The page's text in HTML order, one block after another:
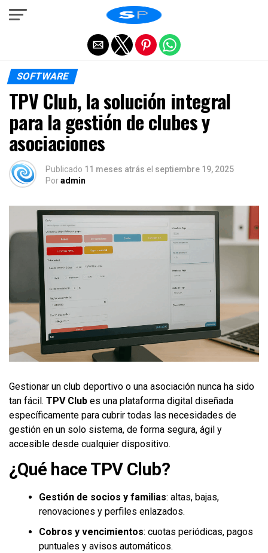
SOFTWARE
TPV Club, la solución integral
para la gestión de clubes y
asociaciones
Publicado 11 meses atrás el septiembre 19, 2025
Poradmin
Gestionar un club deportivo o una asociación nunca ha sido
tan fácil. TPV Club es una plataforma digital diseñada
específicamente para cubrir todas las necesidades de
gestión en un solo sistema, de forma segura, ágil y
accesible desde cualquier dispositivo.
¿Qué hace TPV Club?
Gestión de socios y familias: altas, bajas,
renovaciones y perfiles enlazados.
Cobros y vencimientos: cuotas periódicas, pagos
puntuales y avisos automáticos.
Salir de la versión móvil